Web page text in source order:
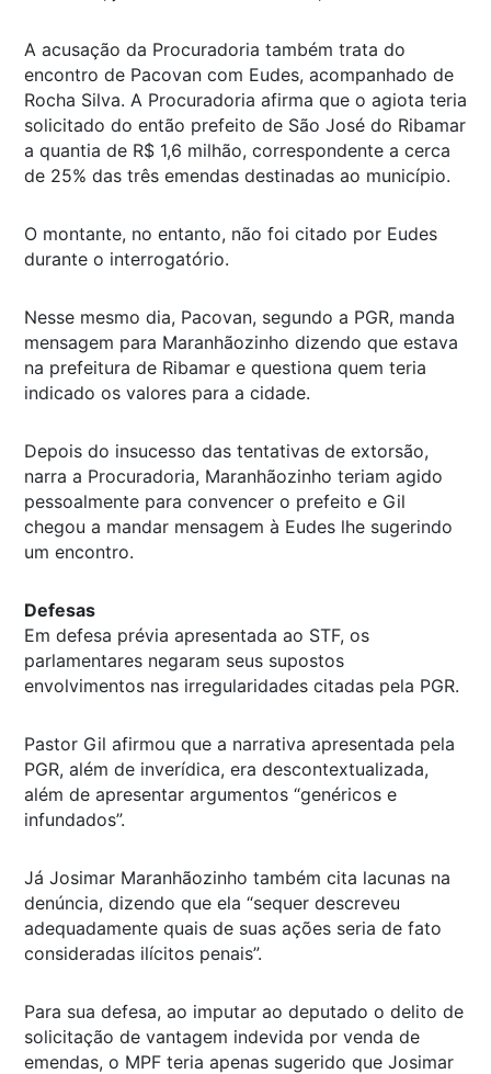
A acusação da Procuradoria também trata do
encontro de Pacovan com Eudes, acompanhado de
Rocha Silva. A Procuradoria afirma que o agiota teria
solicitado do então prefeito de São José do Ribamar
a quantia de R$ 1,6 milhão, correspondente a cerca
de 25% das três emendas destinadas ao município.
O montante, no entanto, não foi citado por Eudes
durante o interrogatório.
Nesse mesmo dia, Pacovan, segundo a PGR, manda
mensagem para Maranhãozinho dizendo que estava
na prefeitura de Ribamar e questiona quem teria
indicado os valores para a cidade.
Depois do insucesso das tentativas de extorsão,
narra a Procuradoria, Maranhãozinho teriam agido
pessoalmente para convencer o prefeito e Gil
chegou a mandar mensagem à Eudes lhe sugerindo
um encontro.
Defesas
Em defesa prévia apresentada ao STF, os
parlamentares negaram seus supostos
envolvimentos nas irregularidades citadas pela PGR.
Pastor Gil afirmou que a narrativa apresentada pela
PGR, além de inverídica, era descontextualizada,
além de apresentar argumentos “genéricos e
infundados”.
Já Josimar Maranhãozinho também cita lacunas na
denúncia, dizendo que ela “sequer descreveu
adequadamente quais de suas ações seria de fato
consideradas ilícitos penais”.
Para sua defesa, ao imputar ao deputado o delito de
solicitação de vantagem indevida por venda de
emendas, o MPF teria apenas sugerido que Josimar